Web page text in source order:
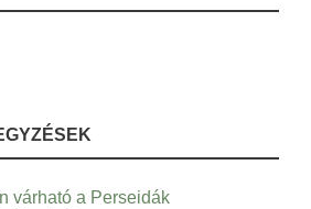
várható a Perseidák